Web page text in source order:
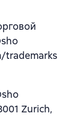
trademarks
Zurich,